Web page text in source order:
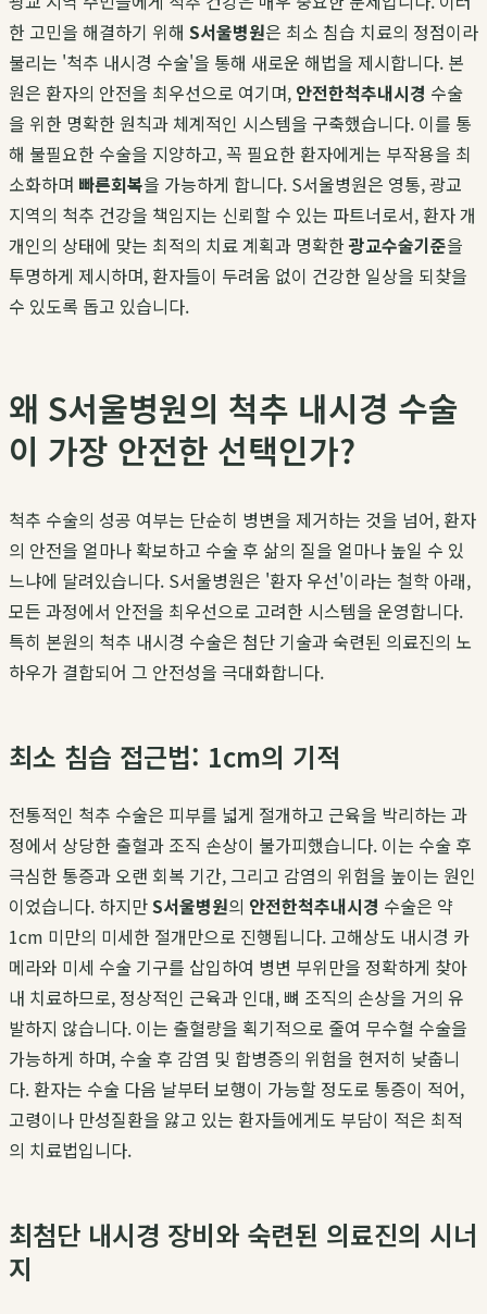
한 고민을 해결하기 위해 S서울병원은 최소 침습 치료의 정점이라
불리는 '척추 내시경 수술'을 통해 새로운 해법을 제시합니다. 본
원은 환자의 안전을 최우선으로 여기며, 안전한척추내시경 수술
을 위한 명확한 원칙과 체계적인 시스템을 구축했습니다. 이를 통
해 불필요한 수술을 지양하고, 꼭 필요한 환자에게는 부작용을 최
소화하며 빠른회복을 가능하게 합니다. S서울병원은 영통, 광교
지역의 척추 건강을 책임지는 신뢰할 수 있는 파트너로서, 환자 개
개인의 상태에 맞는 최적의 치료 계획과 명확한광교수술기준을
투명하게 제시하며, 환자들이 두려움 없이 건강한 일상을 되찾을
수 있도록 돕고 있습니다.
왜 S서울병원의 척추 내시경 수술
이 가장 안전한 선택인가?
척추 수술의 성공 여부는 단순히 병변을 제거하는 것을 넘어, 환자
의 안전을 얼마나 확보하고 수술 후 삶의 질을 얼마나 높일 수 있
느냐에 달려있습니다. S서울병원은 '환자 우선'이라는 철학 아래,
모든 과정에서 안전을 최우선으로 고려한 시스템을 운영합니다.
특히 본원의 척추 내시경 수술은 첨단 기술과 숙련된 의료진의 노
하우가 결합되어 그 안전성을 극대화합니다.
최소 침습 접근법: 1cm의 기적
전통적인 척추 수술은 피부를 넓게 절개하고 근육을 박리하는 과
정에서 상당한 출혈과 조직 손상이 불가피했습니다. 이는 수술 후
극심한 통증과 오랜 회복 기간, 그리고 감염의 위험을 높이는 원인
이었습니다. 하지만S서울병원의 안전한척추내시경 수술은 약
1cm 미만의 미세한 절개만으로 진행됩니다. 고해상도 내시경 카
메라와 미세 수술 기구를 삽입하여 병변 부위만을 정확하게 찾아
내 치료하므로, 정상적인 근육과 인대, 뼈 조직의 손상을 거의 유
발하지 않습니다. 이는 출혈량을 획기적으로 줄여 무수혈 수술을
가능하게 하며, 수술 후 감염 및 합병증의 위험을 현저히 낮춥니
다. 환자는 수술 다음 날부터 보행이 가능할 정도로 통증이 적어,
고령이나 만성질환을 앓고 있는 환자들에게도 부담이 적은 최적
의 치료법입니다.
최첨단 내시경 장비와 숙련된 의료진의 시너
지